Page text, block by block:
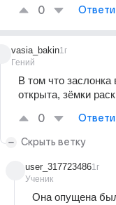
0
vasia_bakin
Гений
1г
В том что заслонка
открыта, зёмки
0
Скрыть ветку
user_317723486
Ученик
1г
Она опущена